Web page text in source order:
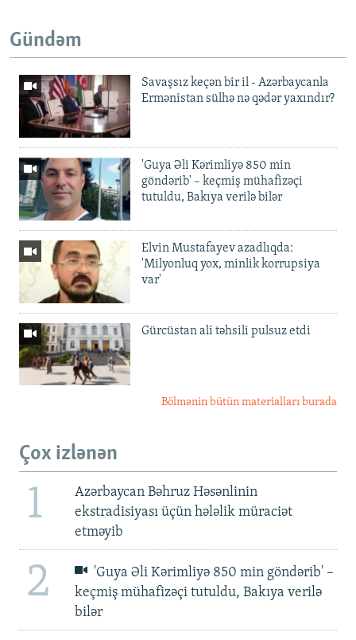
Gündəm
Savaşsız keçən bir il - Azərbaycanla
Ermənistan sülhə nə qədər yaxındır?
'Guya Əli Kərimliyə 850 min
göndərib' – keçmiş mühafizəçi
tutuldu, Bakıya verilə bilər
Elvin Mustafayev azadlıqda:
'Milyonluq yox, minlik korrupsiya
var'
Gürcüstan ali təhsili pulsuz etdi
Bölmənin bütün materialları burada
Çox izlənən
1
Azərbaycan Bəhruz Həsənlinin
ekstradisiyası üçün hələlik müraciət
etməyib
2
'Guya Əli Kərimliyə 850 min göndərib' –
keçmiş mühafizəçi tutuldu, Bakıya verilə
bilər